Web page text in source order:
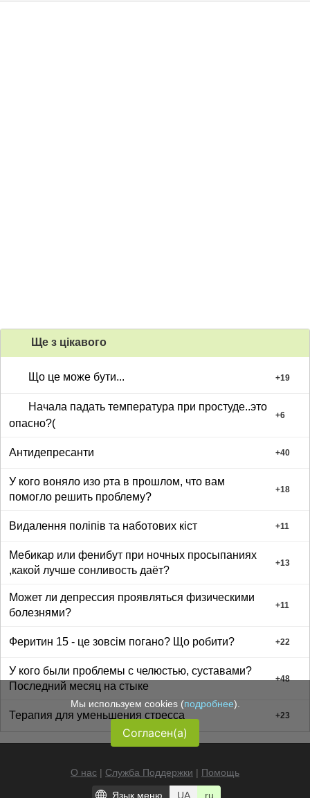
Ще з цiкавого
Що це може бути... +19
Начала падать температура при простуде..это
опасно?(
+6
Антидепресанти +40
У кого воняло изо рта в прошлом, что вам
помогло решить проблему?
+18
Видалення поліпів та наботових кіст +11
Мебикар или фенибут при ночных просыпаниях
,какой лучше сонливость даёт?
+13
Может ли депрессия проявляться физическими
болезнями?
+11
Феритин 15 - це зовсім погано? Що робити? +22
У кого были проблемы с челюстью, суставами?
Последний месяц на стыке
+48
Терапия для уменьшения стресса +23
О нас | Служба Поддержки | Помощь
Мы используем cookies (подробнее).
Согласен(а)
Язык меню UA ru